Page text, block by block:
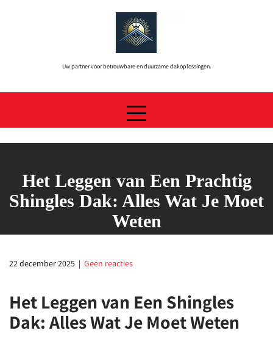
Uw partner voor betrouwbare en duurzame dakoplossingen.
Het Leggen van Een Prachtig
Shingles Dak: Alles Wat Je Moet
Weten
22 december 2025 | Geen reacties
Het Leggen van Een Shingles
Dak: Alles Wat Je Moet Weten